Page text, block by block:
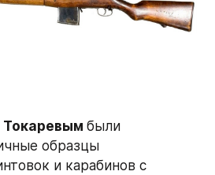
Токаревым были
образцы
и карабинов с